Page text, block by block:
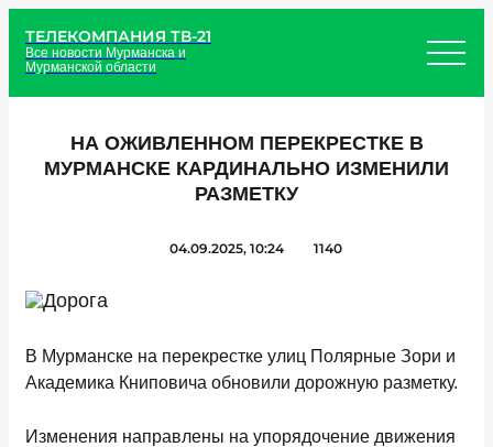
ТЕЛЕКОМПАНИЯ ТВ-21
Все новости Мурманска и
Мурманской области
НА ОЖИВЛЕННОМ ПЕРЕКРЕСТКЕ В
МУРМАНСКЕ КАРДИНАЛЬНО ИЗМЕНИЛИ
РАЗМЕТКУ
04.09.2025, 10:24 1140
В Мурманске на перекрестке улиц Полярные Зори и
Академика Книповича обновили дорожную разметку.
Изменения направлены на упорядочение движения